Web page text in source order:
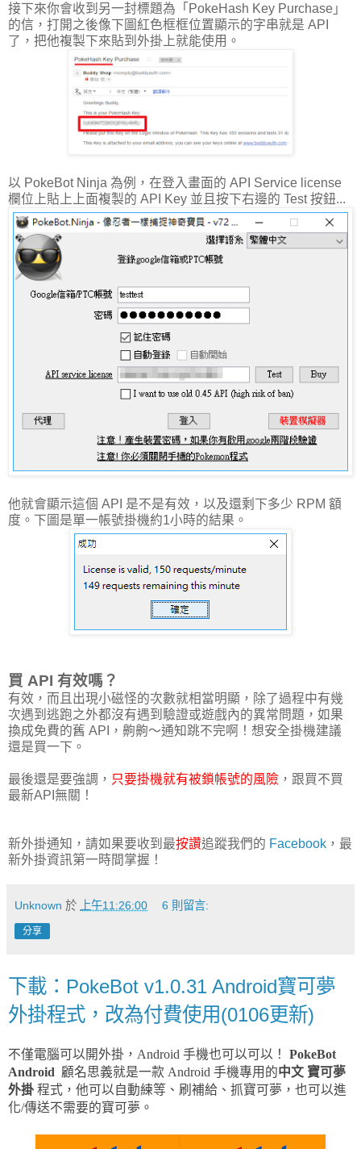
接下來你會收到另一封標題為「PokeHash Key Purchase」
的信，打開之後像下圖紅色框框位置顯示的字串就是 API
了，把他複製下來貼到外掛上就能使用。
以 PokeBot Ninja 為例，在登入畫面的 API Service license
欄位上貼上上面複製的 API Key 並且按下右邊的 Test 按鈕...
他就會顯示這個 API 是不是有效，以及還剩下多少 RPM 額
度。下圖是單一帳號掛機約1小時的結果。
買 API 有效嗎？
有效，而且出現小磁怪的次數就相當明顯，除了過程中有幾
次遇到逃跑之外都沒有遇到驗證或遊戲內的異常問題，如果
換成免費的舊 API，齁齁～通知跳不完啊！想安全掛機建議
還是買一下。
最後還是要強調， 只要掛機就有被鎖帳號的風險 ，跟買不買
最新API無關！
新外掛通知，請如果要收到最按讚追蹤我們的 Facebook ，最
新外掛資訊第一時間掌握！
Unknown 於 上午11:26:00 6 則留言:
分享
下載：PokeBot v1.0.31 Android寶可夢
外掛程式，改為付費使用(0106更新)
不僅電腦可以開外掛，Android 手機也可以可以！
PokeBot
Android 顧名思義就是一款 Android 手機專用的中文 寶可夢
外掛 程式，他可以自動練等、刷補給、抓寶可夢，也可以進
化/傳送不需要的寶可夢。